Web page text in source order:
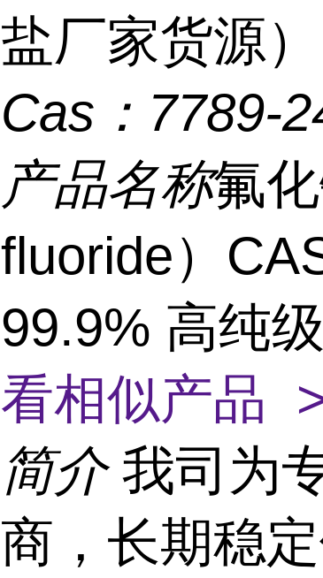
盐厂家货源）
Cas： 7789-
产品名称氟
fluoride）
99.9% 高纯
看相似产品
简介 我司为
商，长期稳